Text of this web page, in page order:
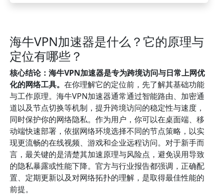
海牛VPN加速器是什么？它的原理与
定位有哪些？
核心结论：海牛VPN加速器是专为跨境访问与日常上网优
化的网络工具。 在你理解它的定位前，先了解其基础功能
与工作原理。海牛VPN加速器通常通过智能路由、加密通
道以及节点切换等机制，提升跨境访问的稳定性与速度，
同时保护你的网络隐私。作为用户，你可以在桌面端、移
动端快速部署，依据网络环境选择不同的节点策略，以实
现更流畅的在线视频、游戏和企业远程访问。对于新手而
言，最关键的是清楚其加速原理与风险点，避免误用导致
的隐私暴露或性能下降。官方与行业报告都强调，正确配
置、定期更新以及对网络拓扑的理解，是取得最佳性能的
前提。